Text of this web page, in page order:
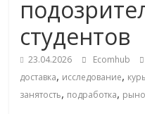
соцсетях
Портал
об
студентов
23.04.2026 Ecomhub
доставка, исследование,
занятость, подработка,